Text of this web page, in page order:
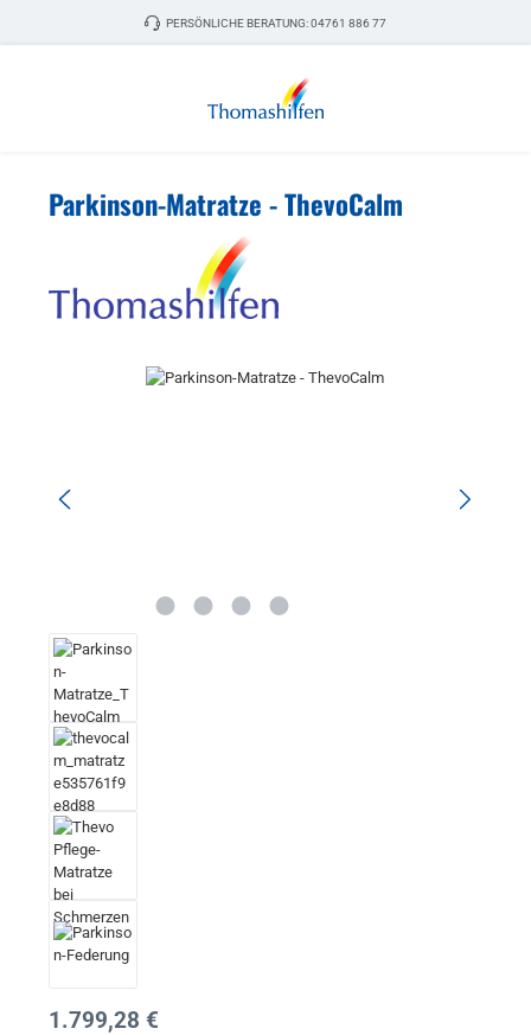
Zum Hauptinhalt springenPERSÖNLICHE BERATUNG:04761 886 77
Parkinson-Matratze - ThevoCalm
Bildergalerie überspringen
Regulärer Preis:
1.799,28 €